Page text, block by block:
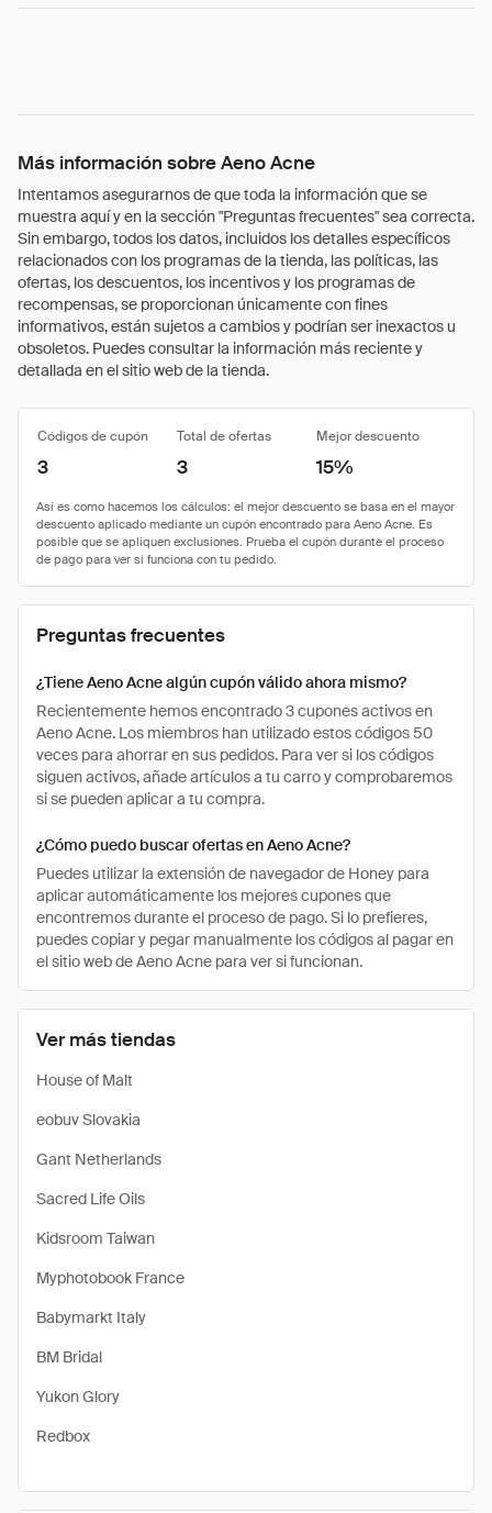
Más información sobre Aeno Acne
Intentamos asegurarnos de que toda la información que se
muestra aquí y en la sección "Preguntas frecuentes" sea correcta.
Sin embargo, todos los datos, incluidos los detalles específicos
relacionados con los programas de la tienda, las políticas, las
ofertas, los descuentos, los incentivos y los programas de
recompensas, se proporcionan únicamente con fines
informativos, están sujetos a cambios y podrían ser inexactos u
obsoletos. Puedes consultar la información más reciente y
detallada en el sitio web de la tienda.
Ver más tiendas
House of Malt
eobuv Slovakia
Gant Netherlands
Sacred Life Oils
Kidsroom Taiwan
Myphotobook France
Babymarkt Italy
BM Bridal
Yukon Glory
Redbox
Códigos de cupón Total de ofertas Mejor descuento
3 3 15%
Preguntas frecuentes
¿Tiene Aeno Acne algún cupón válido ahora mismo?
Recientemente hemos encontrado 3 cupones activos en
Aeno Acne. Los miembros han utilizado estos códigos 50
veces para ahorrar en sus pedidos. Para ver si los códigos
siguen activos, añade artículos a tu carro y comprobaremos
si se pueden aplicar a tu compra.
¿Cómo puedo buscar ofertas en Aeno Acne?
Puedes utilizar la extensión de navegador de Honey para
aplicar automáticamente los mejores cupones que
encontremos durante el proceso de pago. Si lo prefieres,
puedes copiar y pegar manualmente los códigos al pagar en
el sitio web de Aeno Acne para ver si funcionan.